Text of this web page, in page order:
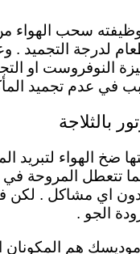
سحب الهواء
لدرجة التجميد .
النوفروست او
في عدم تجميد
بالثلاجة
ضخ الهواء لتبريد
ربما تتعطل
دون اي مشاكل . لكن
الجو .
هم المكونان